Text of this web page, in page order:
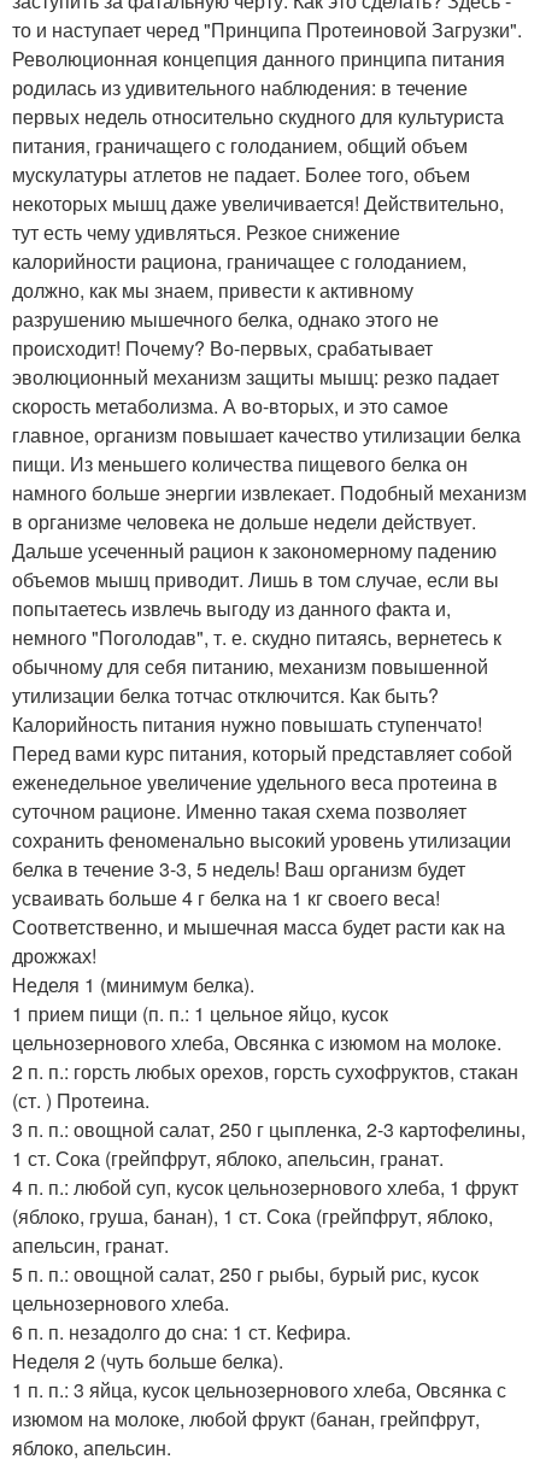
то и наступает черед "Принципа Протеиновой Загрузки".
Революционная концепция данного принципа питания
родилась из удивительного наблюдения: в течение
первых недель относительно скудного для культуриста
питания, граничащего с голоданием, общий объем
мускулатуры атлетов не падает. Более того, объем
некоторых мышц даже увеличивается! Действительно,
тут есть чему удивляться. Резкое снижение
калорийности рациона, граничащее с голоданием,
должно, как мы знаем, привести к активному
разрушению мышечного белка, однако этого не
происходит! Почему? Во-первых, срабатывает
эволюционный механизм защиты мышц: резко падает
скорость метаболизма. А во-вторых, и это самое
главное, организм повышает качество утилизации белка
пищи. Из меньшего количества пищевого белка он
намного больше энергии извлекает. Подобный механизм
в организме человека не дольше недели действует.
Дальше усеченный рацион к закономерному падению
объемов мышц приводит. Лишь в том случае, если вы
попытаетесь извлечь выгоду из данного факта и,
немного "Поголодав", т. е. скудно питаясь, вернетесь к
обычному для себя питанию, механизм повышенной
утилизации белка тотчас отключится. Как быть?
Калорийность питания нужно повышать ступенчато!
Перед вами курс питания, который представляет собой
еженедельное увеличение удельного веса протеина в
суточном рационе. Именно такая схема позволяет
сохранить феноменально высокий уровень утилизации
белка в течение 3-3, 5 недель! Ваш организм будет
усваивать больше 4 г белка на 1 кг своего веса!
Соответственно, и мышечная масса будет расти как на
дрожжах!
Неделя 1 (минимум белка).
1 прием пищи (п. п.: 1 цельное яйцо, кусок
цельнозернового хлеба, Овсянка с изюмом на молоке.
2 п. п.: горсть любых орехов, горсть сухофруктов, стакан
(ст. ) Протеина.
3 п. п.: овощной салат, 250 г цыпленка, 2-3 картофелины,
1 ст. Сока (грейпфрут, яблоко, апельсин, гранат.
4 п. п.: любой суп, кусок цельнозернового хлеба, 1 фрукт
(яблоко, груша, банан), 1 ст. Сока (грейпфрут, яблоко,
апельсин, гранат.
5 п. п.: овощной салат, 250 г рыбы, бурый рис, кусок
цельнозернового хлеба.
6 п. п. незадолго до сна: 1 ст. Кефира.
Неделя 2 (чуть больше белка).
1 п. п.: 3 яйца, кусок цельнозернового хлеба, Овсянка с
изюмом на молоке, любой фрукт (банан, грейпфрут,
яблоко, апельсин.